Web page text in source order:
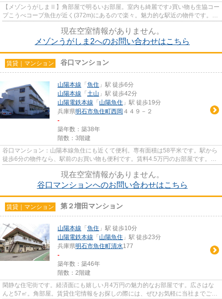
【メゾンうがしまⅡ】角部屋で明るいお部屋。室内も綺麗です♪買い物も生協コー
プこうべコープ魚住が近く(372m)にあるので楽々。魅力的な駅近の物件です。中
現在空室情報がありません。
メゾンうがしま2へのお問い合わせはこちら
賃貸｜マンション 谷口マンション
山陽本線 「 魚住 」駅 徒歩6分
山陽本線 「 土山 」駅 徒歩42分
山陽電鉄本線 「 山陽魚住 」駅 徒歩19分
兵庫県明石市魚住町西岡 ４４９－２
-
築年数：築38年
階数：3階建
谷口マンション：山陽本線魚住にも近くて便利。専有面積は58平米です。駅から
徒歩6分の物件なら、駅前のお買い物も便利です。賃料4.5万円のお部屋です。住
現在空室情報がありません。
谷口マンションへのお問い合わせはこちら
賃貸｜マンション 第２増田マンション
山陽本線 「 魚住 」駅 徒歩10分
山陽電鉄本線 「 山陽魚住 」駅 徒歩23分
兵庫県明石市魚住町清水177
-
築年数：築46年
階数：2階建
閑静な住宅街です。経済面にも嬉しい月4万円の魅力的なお部屋です。広さはな
んと57㎡。角部屋。賃貸住宅情報をお探しの際には、ぜひお気軽に当社までご連